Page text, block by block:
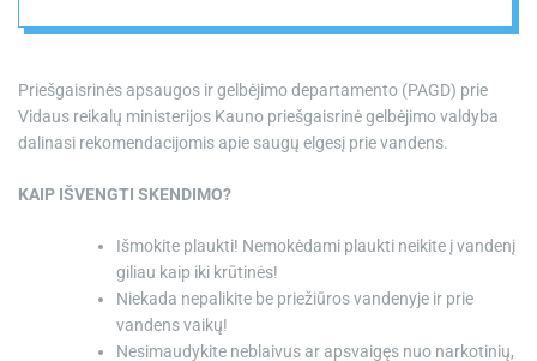
Priešgaisrinės apsaugos ir gelbėjimo departamento (PAGD) prie
Vidaus reikalų ministerijos Kauno priešgaisrinė gelbėjimo valdyba
dalinasi rekomendacijomis apie saugų elgesį prie vandens.
KAIP IŠVENGTI SKENDIMO?
Išmokite plaukti! Nemokėdami plaukti neikite į vandenį
giliau kaip iki krūtinės!
Niekada nepalikite be priežiūros vandenyje ir prie
vandens vaikų!
Nesimaudykite neblaivus ar apsvaigęs nuo narkotinių,